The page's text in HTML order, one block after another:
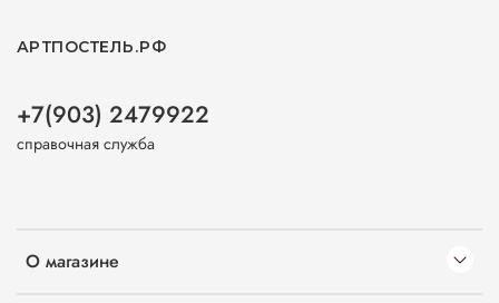
О магазине
АРТПОСТЕЛЬ.РФ
+7(903) 2479922
справочная служба